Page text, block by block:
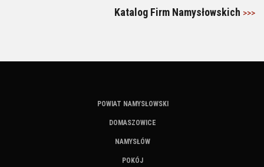
Katalog Firm Namysłowskich >>>
POWIAT NAMYSŁOWSKI
DOMASZOWICE
NAMYSŁÓW
POKÓJ